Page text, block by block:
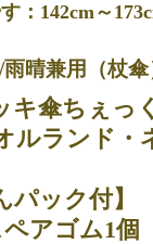
：142cm～
晴兼用（杖傘
キ傘ちぇっ
ルランド・
パック付】
アゴム1個